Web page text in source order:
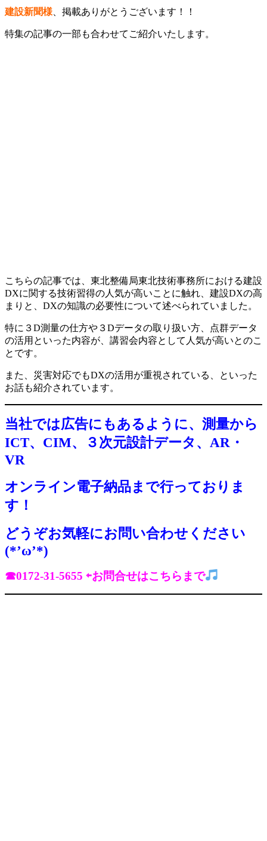
建設新聞様 、掲載ありがとうございます！！
特集の記事の一部も合わせてご紹介いたします。
こちらの記事では、東北整備局東北技術事務所における建設
DXに関する技術習得の人気が高いことに触れ、建設DXの高
まりと、DXの知識の必要性について述べられていました。
特に３D測量の仕方や３Dデータの取り扱い方、点群データ
の活用といった内容が、講習会内容として人気が高いとのこ
とです。
また、災害対応でもDXの活用が重視されている、といった
お話も紹介されています。
当社では広告にもあるように、測量から
ICT、CIM、３次元設計データ、AR・
VR
オンライン電子納品まで行っておりま
す！
どうぞお気軽にお問い合わせください
(*’ω’*)
☎0172-31-5655 ⇦お問合せはこちらまで